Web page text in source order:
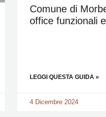
Comune di
office funzionali
LEGGI QUESTA GUIDA »
4 Dicembre 2024